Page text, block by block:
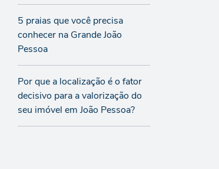
5 praias que você precisa
conhecer na Grande João
Pessoa
Por que a localização é o fator
decisivo para a valorização do
seu imóvel em João Pessoa?